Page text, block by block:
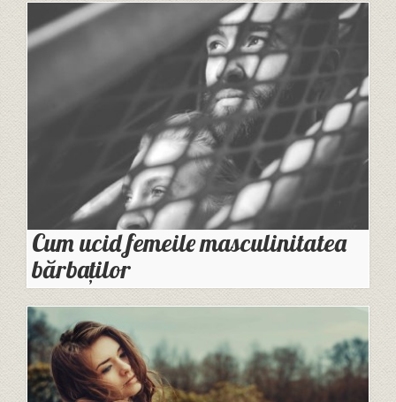
Cum ucid femeile masculinitatea
bărbaților